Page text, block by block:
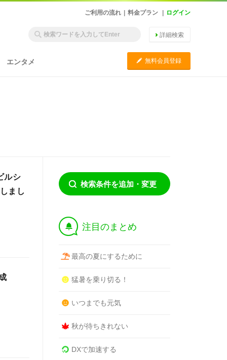
ご利用の流れ 料金プラン ログイン
詳細検索
エンタメ C 無料会員登録
ルシ
まし
検索条件を追加・変更
† 注目のまとめ
最高の夏にするために
猛暑を乗り切る！
いつまでも元気
秋が待ちきれない
DXで加速する